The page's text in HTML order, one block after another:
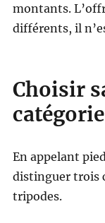
montants.
différents, il
Choisir
En appelant
distinguer trois
tripodes.